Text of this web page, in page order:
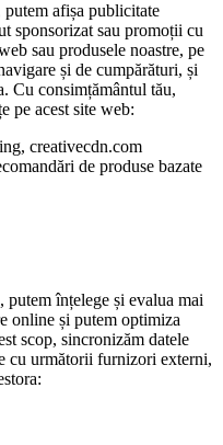
putem afișa publicitate
sponsorizat sau promoții cu
sau produsele noastre, pe
și de cumpărături, și
Cu consimțământul tău,
pe acest site web:
creativecdn.com
de produse bazate
putem înțelege și evalua mai
online și putem optimiza
scop, sincronizăm datele
cu următorii furnizori externi,